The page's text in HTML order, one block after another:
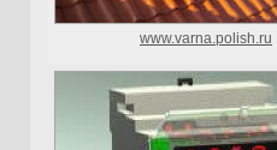
www.varna.polish.ru